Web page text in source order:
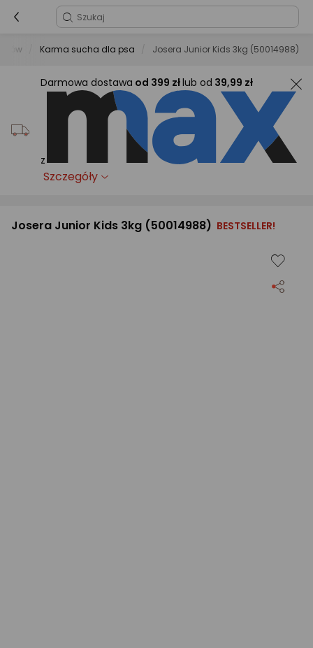
Karma sucha dla psa Josera Junior Kids 3kg (50014988)
Darmowa dostawa od 399 złlub od 39,99 zł
z
Szczegóły
Josera Junior Kids 3kg (50014988) BESTSELLER!